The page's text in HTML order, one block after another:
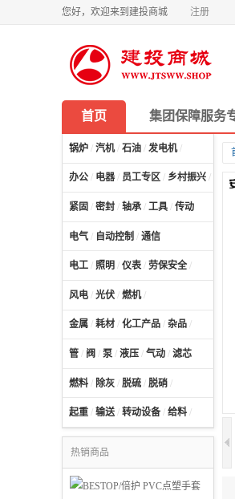
您好，欢迎来到建投商城 注册
首页 集团保障服务
锅炉 / 汽机/ 石油 / 发电机/
办公 / 电器 / 员工专区 / 乡村振兴 / 计
紧固 / 密封 / 轴承 / 工具 / 传动
电气 / 自动控制 / 通信
电工 / 照明 / 仪表 / 劳保安全 /
风电 / 光伏 / 燃机/
金属 / 耗材 / 化工产品 / 杂品 /
管 / 阀 / 泵 / 液压 / 气动 / 滤芯
燃料 / 除灰 / 脱硫 / 脱硝 /
起重 / 输送/ 转动设备 / 给料 /
热销商品